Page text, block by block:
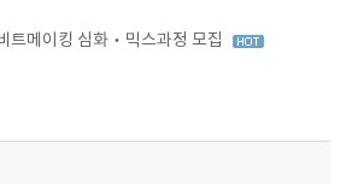
트메이킹 심화‧믹스과정 모집